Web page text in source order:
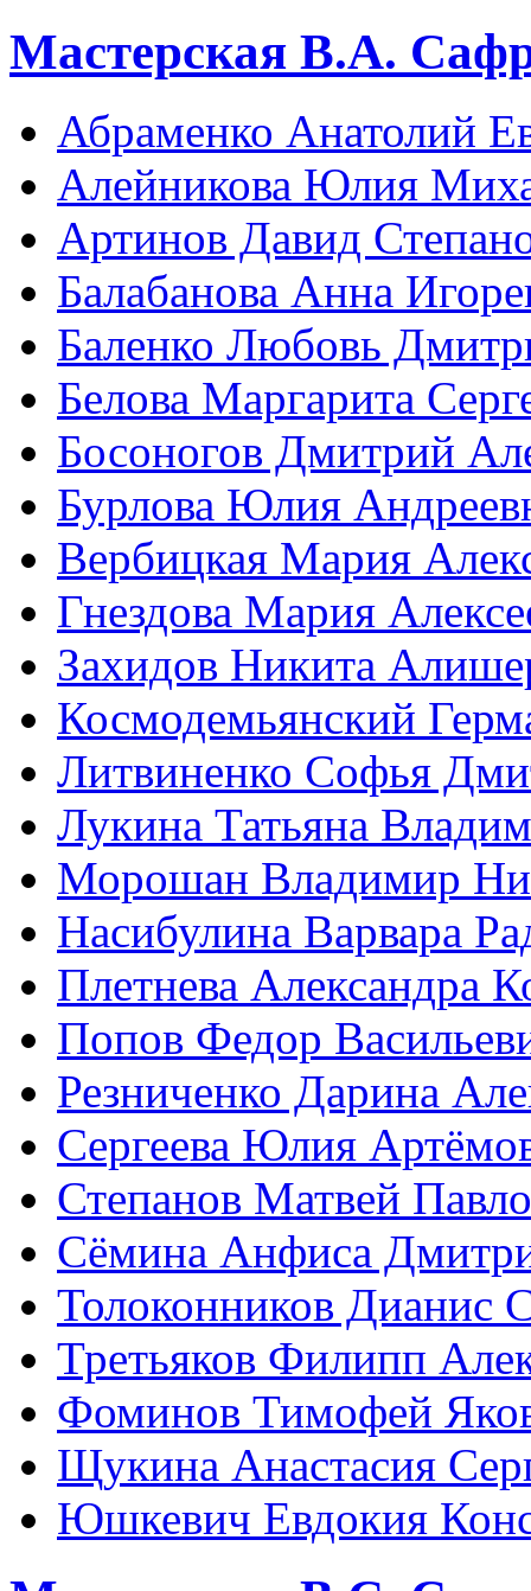
Мастерская В.А.
Абраменко Анатолий
Алейникова Юлия
Артинов Давид
Балабанова Анна
Баленко Любовь
Белова Маргарита
Босоногов Дмитрий
Бурлова Юлия
Вербицкая Мария
Гнездова Мария
Захидов Никита
Космодемьянский
Литвиненко Софья
Лукина Татьяна
Морошан Владимир
Насибулина Варвара
Плетнева Александра
Попов Федор
Резниченко Дарина
Сергеева Юлия
Степанов Матвей
Сёмина Анфиса
Толоконников Дианис
Третьяков Филипп
Фоминов Тимофей
Щукина Анастасия
Юшкевич Евдокия